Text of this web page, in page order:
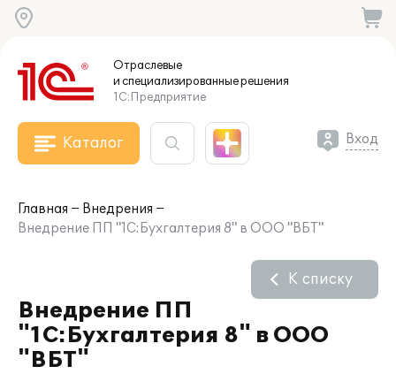
Отраслевые
и специализированныерешения
1С:Предприятие
Каталог Вход
Главная
Внедрения
Внедрение ПП "1С:Бухгалтерия 8" в ООО "ВБТ"
Внедрение ПП
"1С:Бухгалтерия 8" в ООО
"ВБТ"
К списку